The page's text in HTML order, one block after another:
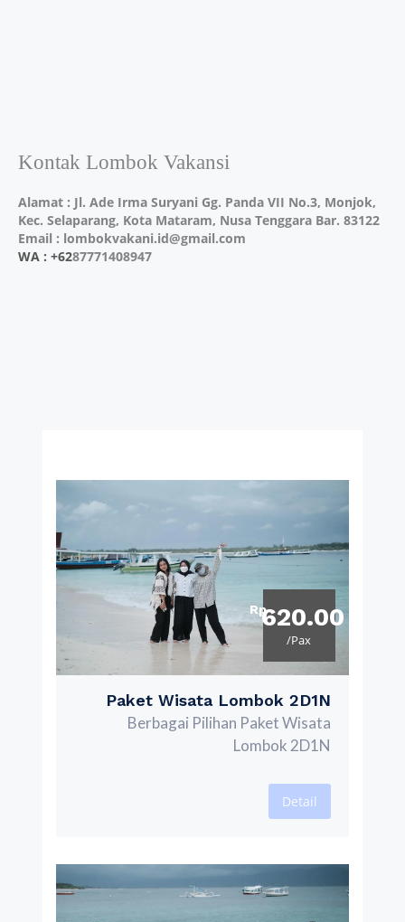
Kontak Lombok Vakansi
Alamat : Jl. Ade Irma Suryani Gg. Panda VII No.3, Monjok,
Kec. Selaparang, Kota Mataram, Nusa Tenggara Bar. 83122
Email : lombokvakani.id@gmail.com
WA : +6287771408947
Rp620.00
/Pax
Paket Wisata Lombok 2D1N
Berbagai Pilihan Paket Wisata
Lombok 2D1N
Detail